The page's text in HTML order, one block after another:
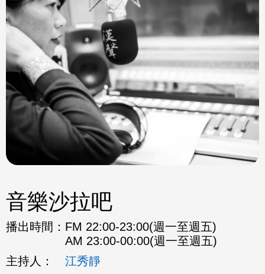
音樂沙拉吧
播出時間： FM 22:00-23:00(週一至週五)
AM 23:00-00:00(週一至週五)
主持人：
江秀靜